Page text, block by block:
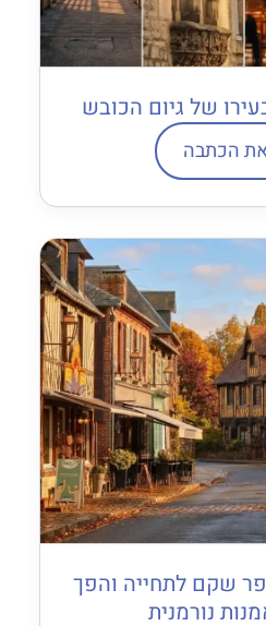
של גיום הכובש
הכתבה
שקם לתחייה והפך
נורמנית